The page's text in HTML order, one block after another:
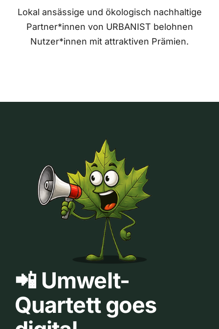
Lokal ansässige und ökologisch nachhaltige
Partner*innen von URBANIST belohnen
Nutzer*innen mit attraktiven Prämien.
📲 Umwelt-
Quartett goes